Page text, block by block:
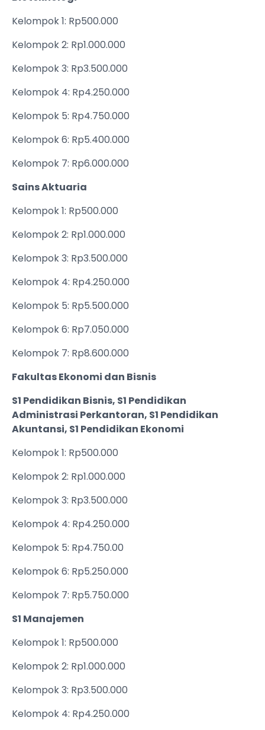
Kelompok 1: Rp500.000
Kelompok 2: Rp1.000.000
Kelompok 3: Rp3.500.000
Kelompok 4: Rp4.250.000
Kelompok 5: Rp4.750.000
Kelompok 6: Rp5.400.000
Kelompok 7: Rp6.000.000
Sains Aktuaria
Kelompok 1: Rp500.000
Kelompok 2: Rp1.000.000
Kelompok 3: Rp3.500.000
Kelompok 4: Rp4.250.000
Kelompok 5: Rp5.500.000
Kelompok 6: Rp7.050.000
Kelompok 7: Rp8.600.000
Fakultas Ekonomi dan Bisnis
S1 Pendidikan Bisnis, S1 Pendidikan
Administrasi Perkantoran, S1 Pendidikan
Akuntansi, S1 Pendidikan Ekonomi
Kelompok 1: Rp500.000
Kelompok 2: Rp1.000.000
Kelompok 3: Rp3.500.000
Kelompok 4: Rp4.250.000
Kelompok 5: Rp4.750.00
Kelompok 6: Rp5.250.000
Kelompok 7: Rp5.750.000
S1 Manajemen
Kelompok 1: Rp500.000
Kelompok 2: Rp1.000.000
Kelompok 3: Rp3.500.000
Kelompok 4: Rp4.250.000